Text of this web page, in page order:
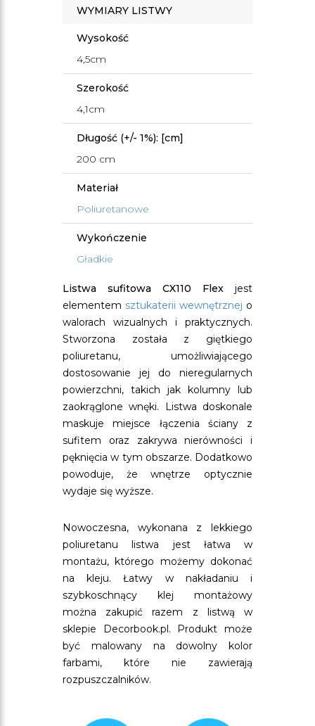
WYMIARY LISTWY
Wysokość
4,5cm
Szerokość
4,1cm
Długość (+/- 1%): [cm]
200 cm
Materiał
Poliuretanowe
Wykończenie
Gładkie
Listwa sufitowa CX110 Flex jest
elementem sztukaterii wewnętrznej o
walorach wizualnych i praktycznych.
Stworzona została z giętkiego
poliuretanu, umożliwiającego
dostosowanie jej do nieregularnych
powierzchni, takich jak kolumny lub
zaokrąglone wnęki. Listwa doskonale
maskuje miejsce łączenia ściany z
sufitem oraz zakrywa nierówności i
pęknięcia w tym obszarze. Dodatkowo
powoduje, że wnętrze optycznie
wydaje się wyższe.
Nowoczesna, wykonana z lekkiego
poliuretanu listwa jest łatwa w
montażu, którego możemy dokonać
na kleju. Łatwy w nakładaniu i
szybkoschnący klej montażowy
można zakupić razem z listwą w
sklepie Decorbook.pl. Produkt może
być malowany na dowolny kolor
farbami, które nie zawierają
rozpuszczalników.